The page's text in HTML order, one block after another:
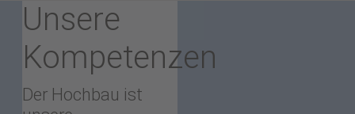
Unsere
Kompetenzen
Der Hochbau ist